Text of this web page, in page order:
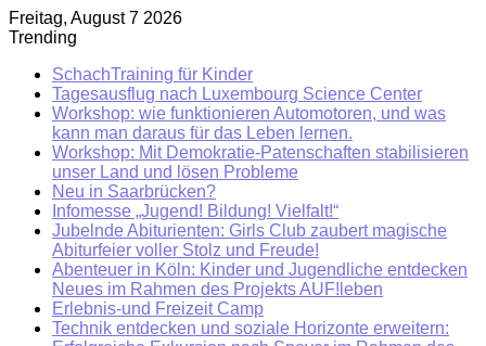
Freitag, August 7 2026
Trending
SchachTraining für Kinder
Tagesausflug nach Luxembourg Science Center
Workshop: wie funktionieren Automotoren, und was
kann man daraus für das Leben lernen.
Workshop: Mit Demokratie-Patenschaften stabilisieren
unser Land und lösen Probleme
Neu in Saarbrücken?
Infomesse „Jugend! Bildung! Vielfalt!“
Jubelnde Abiturienten: Girls Club zaubert magische
Abiturfeier voller Stolz und Freude!
Abenteuer in Köln: Kinder und Jugendliche entdecken
Neues im Rahmen des Projekts AUF!leben
Erlebnis-und Freizeit Camp
Technik entdecken und soziale Horizonte erweitern: